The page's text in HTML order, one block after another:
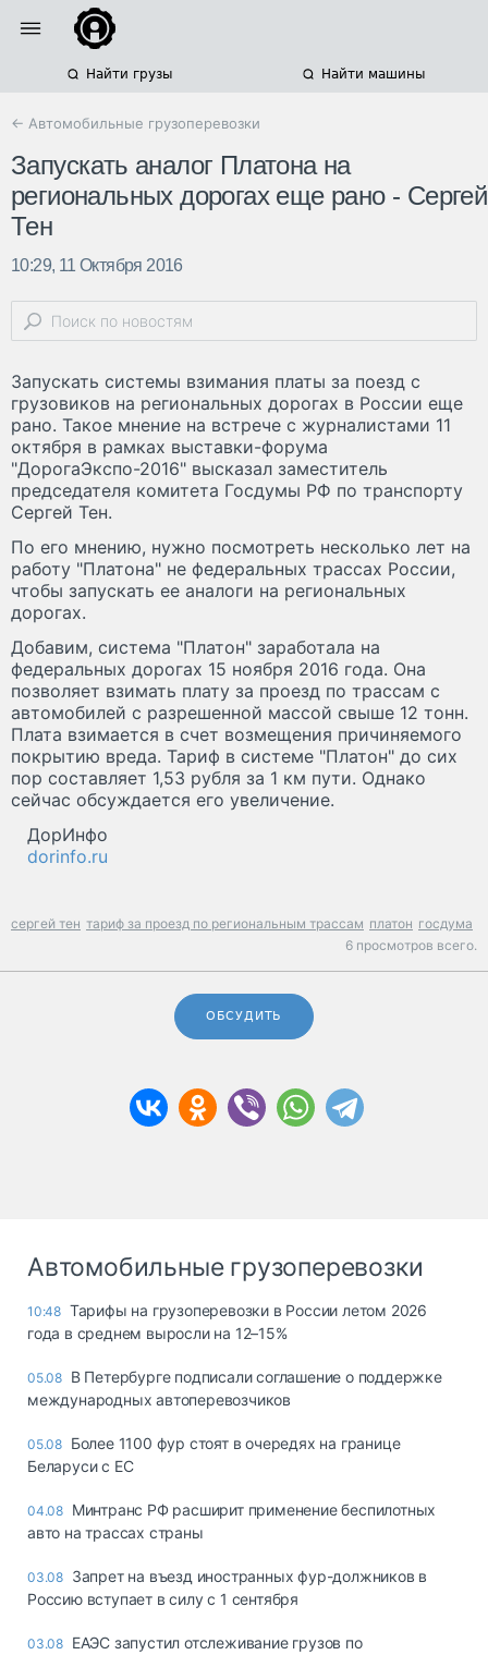
Найти грузы Найти машины
← Автомобильные грузоперевозки
Запускать аналог Платона на
региональных дорогах еще рано - Сергей
Тен
10:29, 11 Октября 2016
Запускать системы взимания платы за поезд с
грузовиков на региональных дорогах в России еще
рано. Такое мнение на встрече с журналистами 11
октября в рамках выставки-форума
"ДорогаЭкспо-2016" высказал заместитель
председателя комитета Госдумы РФ по транспорту
Сергей Тен.
По его мнению, нужно посмотреть несколько лет на
работу "Платона" не федеральных трассах России,
чтобы запускать ее аналоги на региональных
дорогах.
Добавим, система "Платон" заработала на
федеральных дорогах 15 ноября 2016 года. Она
позволяет взимать плату за проезд по трассам с
автомобилей с разрешенной массой свыше 12 тонн.
Плата взимается в счет возмещения причиняемого
покрытию вреда. Тариф в системе "Платон" до сих
пор составляет 1,53 рубля за 1 км пути. Однако
сейчас обсуждается его увеличение.
ДорИнфо
dorinfo.ru
сергей тен тариф за проезд по региональным трассам платон госдума
6 просмотров всего.
ОБСУДИТЬ
Автомобильные грузоперевозки
10:48 Тарифы на грузоперевозки в России летом 2026
года в среднем выросли на 12–15%
05.08 В Петербурге подписали соглашение о поддержке
международных автоперевозчиков
05.08 Более 1100 фур стоят в очередях на границе
Беларуси с ЕС
04.08 Минтранс РФ расширит применение беспилотных
авто на трассах страны
03.08 Запрет на въезд иностранных фур-должников в
Россию вступает в силу с 1 сентября
03.08 ЕАЭС запустил отслеживание грузов по